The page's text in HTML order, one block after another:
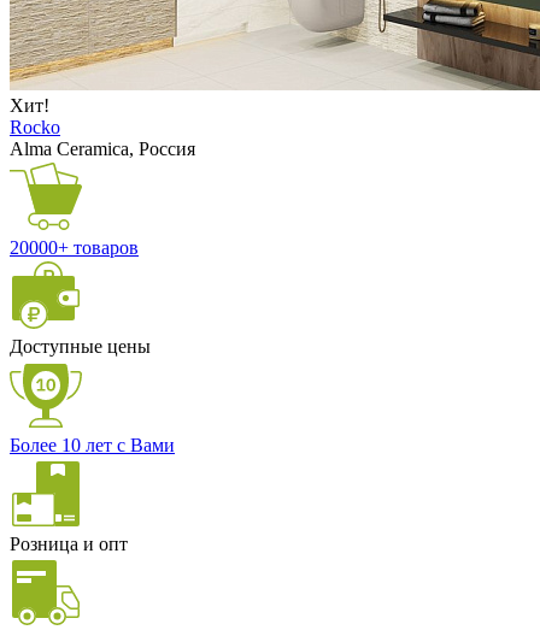
Хит!
Rocko
Alma Ceramica, Россия
20000+ товаров
Доступные цены
Более 10 лет с Вами
Розница и опт